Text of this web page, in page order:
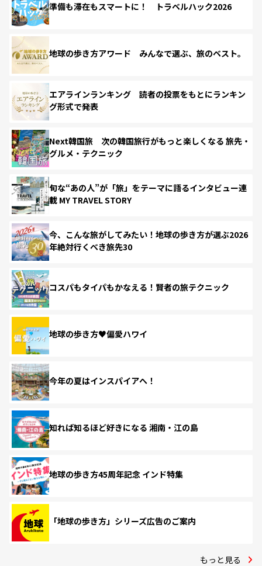
準備も滞在もスマートに！ トラベルハック2026
地球の歩き方アワード みんなで選ぶ、旅のベスト。
エアラインランキング 読者の投票をもとにランキン
グ形式で発表
Next韓国旅 次の韓国旅行がもっと楽しくなる 旅先・
グルメ・テクニック
旬な“あの人”が「旅」をテーマに語るインタビュー連
載 MY TRAVEL STORY
今、こんな旅がしてみたい！地球の歩き方が選ぶ2026
年絶対行くべき旅先30
コスパもタイパもかなえる！賢者の旅テクニック
地球の歩き方♥偏愛ハワイ
今年の夏はインスパイアへ！
知れば知るほど好きになる 湘南・江の島
地球の歩き方45周年記念 インド特集
「地球の歩き方」シリーズ広告のご案内
もっと見る